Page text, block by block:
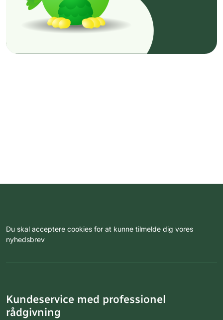
Du skal acceptere cookies for at kunne tilmelde dig vores
nyhedsbrev
Kundeservice med professionel
rådgivning